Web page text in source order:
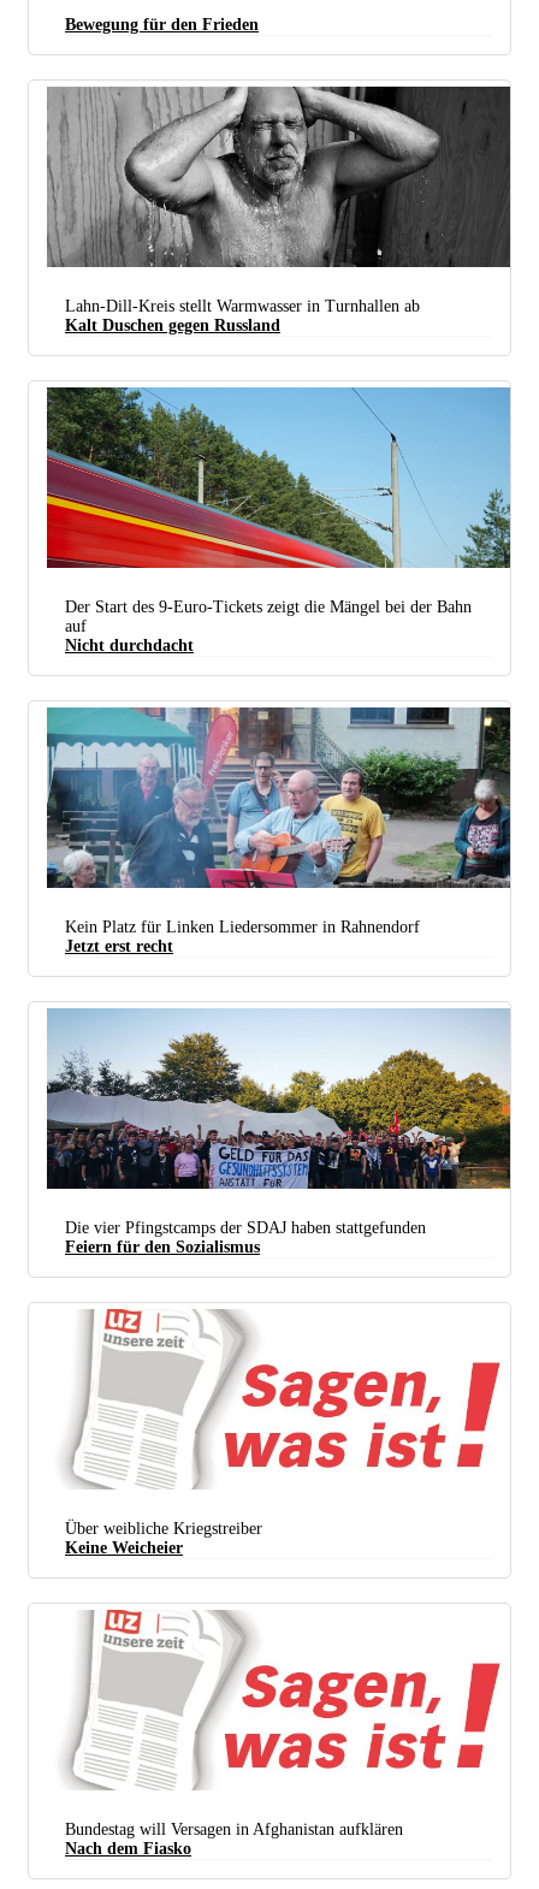
Bewegung für den Frieden
Lahn-Dill-Kreis stellt Warmwasser in Turnhallen ab
Kalt Duschen gegen Russland
Ein seltener Anblick dieser Tage: Ein Regionalzug rast seines Weges, pünktlich, ohne Störungen
und Überfüllung. (Foto: Deutsche Bahn AG/Volker Emersleben)
Der Start des 9-Euro-Tickets zeigt die Mängel bei der Bahn
auf
Nicht durchdacht
Ernst „Ernesto“ Schwarz auf dem Linken Liedersommer 2019 (Foto: freidenker.org)
Kein Platz für Linken Liedersommer in Rahnendorf
Jetzt erst recht
Die vier Pfingstcamps der SDAJ haben stattgefunden
Feiern für den Sozialismus
Über weibliche Kriegstreiber
Keine Weicheier
Bundestag will Versagen in Afghanistan aufklären
Nach dem Fiasko